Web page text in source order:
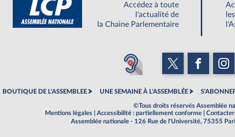
Accédez à toute
l'actualité de
la Chaine Parlementaire
BOUTIQUE DE L'ASSEMBLEE UNE SEMAINE À L'ASSEMBLÉE
©Tous droits réservés Assemblée
Mentions légales
Accessibilité : partiellement conforme
Assemblée nationale - 126 Rue de l'Université, 75355